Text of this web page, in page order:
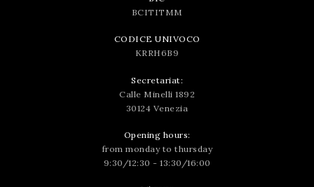
BCITITMM
CODICE UNIVOCO
KRRH6B9
Secretariat:
Calle Minelli 1892
30124 Venezia
Opening hours:
from monday to thursday
9:30/12:30 - 13:30/16:00